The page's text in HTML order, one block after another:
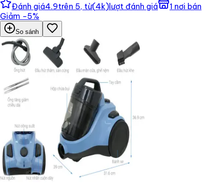
Đánh giá4.9trên 5, từ(4k)lượt đánh giá 1 nơi bán
Giảm −5%
So sánh